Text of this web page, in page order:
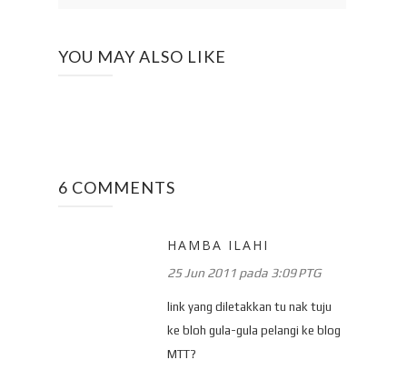
YOU MAY ALSO LIKE
6 COMMENTS
HAMBA ILAHI
25 Jun 2011 pada 3:09 PTG
link yang diletakkan tu nak tuju
ke bloh gula-gula pelangi ke blog
MTT?